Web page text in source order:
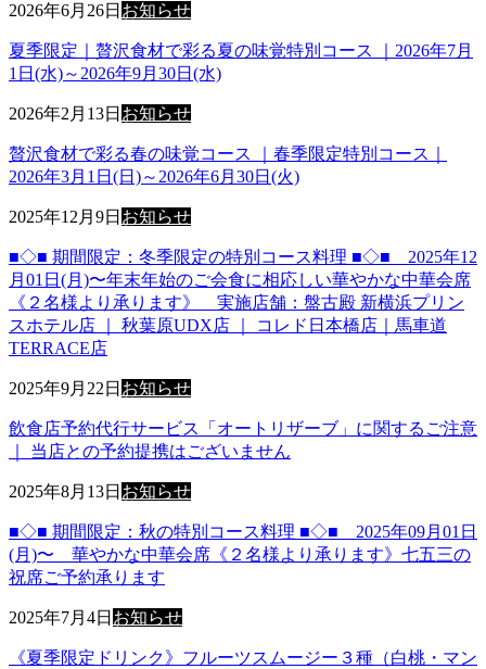
2026年6月26日 お知らせ
夏季限定｜贅沢食材で彩る夏の味覚特別コース ｜2026年7月
1日(水)～2026年9月30日(水)
2026年2月13日 お知らせ
贅沢食材で彩る春の味覚コース ｜春季限定特別コース｜
2026年3月1日(日)～2026年6月30日(火)
2025年12月9日 お知らせ
■◇■ 期間限定：冬季限定の特別コース料理 ■◇■ 2025年12
月01日(月)〜年末年始のご会食に相応しい華やかな中華会席
《２名様より承ります》 実施店舗：盤古殿 新横浜プリン
スホテル店 ｜ 秋葉原UDX店 ｜ コレド日本橋店｜馬車道
TERRACE店
2025年9月22日 お知らせ
飲食店予約代行サービス「オートリザーブ」に関するご注意
｜ 当店との予約提携はございません
2025年8月13日 お知らせ
■◇■ 期間限定：秋の特別コース料理 ■◇■ 2025年09月01日
(月)〜 華やかな中華会席《２名様より承ります》七五三の
祝席ご予約承ります
2025年7月4日 お知らせ
《夏季限定ドリンク》フルーツスムージー３種（白桃・マン